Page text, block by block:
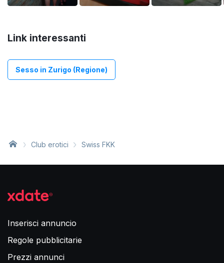
Link interessanti
Sesso in Zurigo (Regione)
Club erotici Swiss FKK
Inserisci annuncio
Regole pubblicitarie
Prezzi annunci